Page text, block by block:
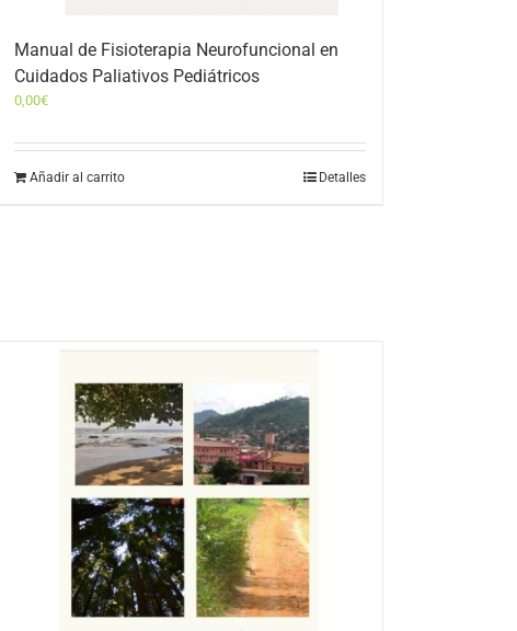
Manual de Fisioterapia Neurofuncional en
Cuidados Paliativos Pediátricos
0,00€
Añadir al carrito Detalles